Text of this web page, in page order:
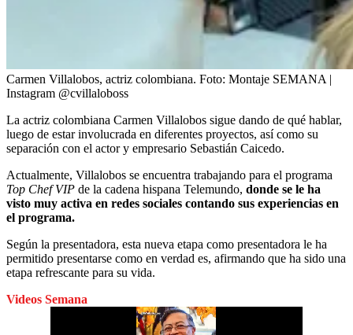
Carmen Villalobos, actriz colombiana. Foto: Montaje SEMANA |
Instagram @cvillaloboss
La actriz colombiana Carmen Villalobos sigue dando de qué hablar,
luego de estar involucrada en diferentes proyectos, así como su
separación con el actor y empresario Sebastián Caicedo.
Actualmente, Villalobos se encuentra trabajando para el programa
Top Chef VIP de la cadena hispana Telemundo, donde se le ha
visto muy activa en redes sociales contando sus experiencias en
el programa.
Según la presentadora, esta nueva etapa como presentadora le ha
permitido presentarse como en verdad es, afirmando que ha sido una
etapa refrescante para su vida.
Videos Semana